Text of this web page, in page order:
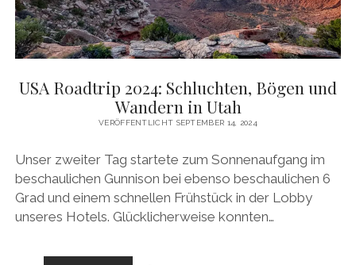
USA Roadtrip 2024: Schluchten, Bögen und
Wandern in Utah
VERÖFFENTLICHT SEPTEMBER 14, 2024
Unser zweiter Tag startete zum Sonnenaufgang im
beschaulichen Gunnison bei ebenso beschaulichen 6
Grad und einem schnellen Frühstück in der Lobby
unseres Hotels. Glücklicherweise konnten…